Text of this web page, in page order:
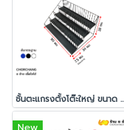
ชั้นตะแกรงตั้งโต๊ะใ